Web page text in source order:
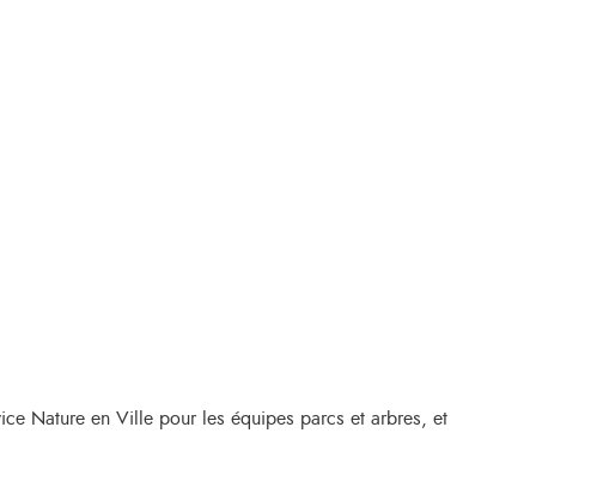
Nature en Ville pour les équipes parcs et arbres, et